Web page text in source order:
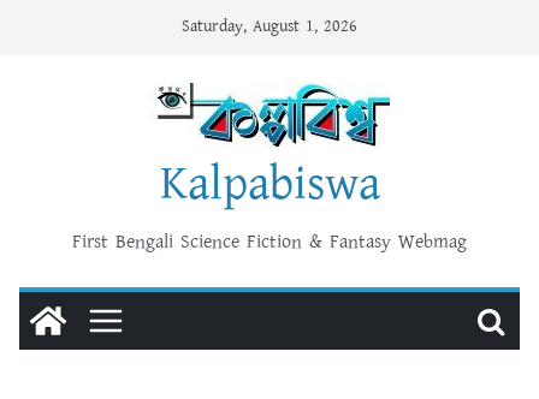
Saturday, August 1, 2026
Kalpabiswa
First Bengali Science Fiction & Fantasy Webmag